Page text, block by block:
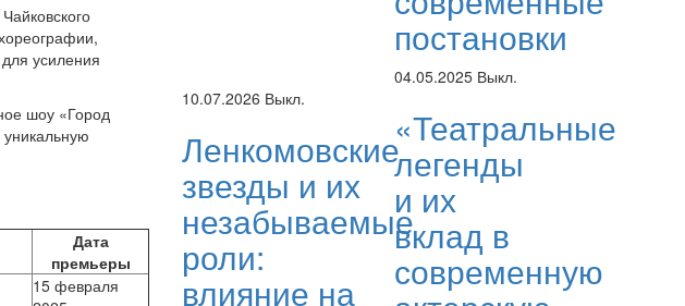
усиления
шоу «Город
уникальную
Дата
премьеры
15 февраля
постановки
04.05.2025 Выкл.
10.07.2026 Выкл.
Ленкомовские
звезды и их
незабываемые
роли:
влияние на
«Театральные
легенды
и их
вклад в
современную